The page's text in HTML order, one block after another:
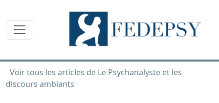
Toggle navigation
Voir tous les articles de Le Psychanalyste et les
discours ambiants